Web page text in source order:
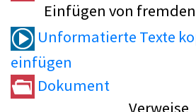
Einfügen von
Unformatierte Texte
einfügen
Dokument